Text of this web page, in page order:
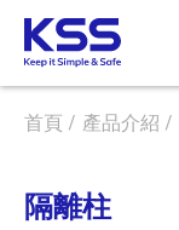
首頁 產品介紹
隔離柱